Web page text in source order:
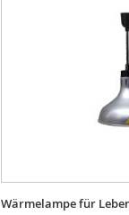
Wärmelampe für